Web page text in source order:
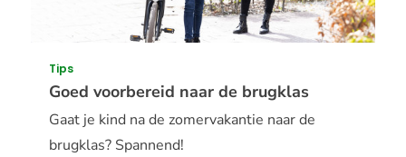
Goed voorbereid naar de brugklas
Tips
Gaat je kind na de zomervakantie naar de
brugklas? Spannend!